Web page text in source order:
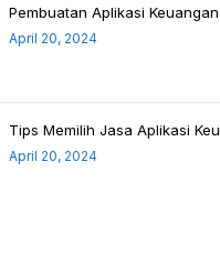
Pembuatan Aplikasi
April 20, 2024
Tips Memilih Jasa Aplikasi
April 20, 2024